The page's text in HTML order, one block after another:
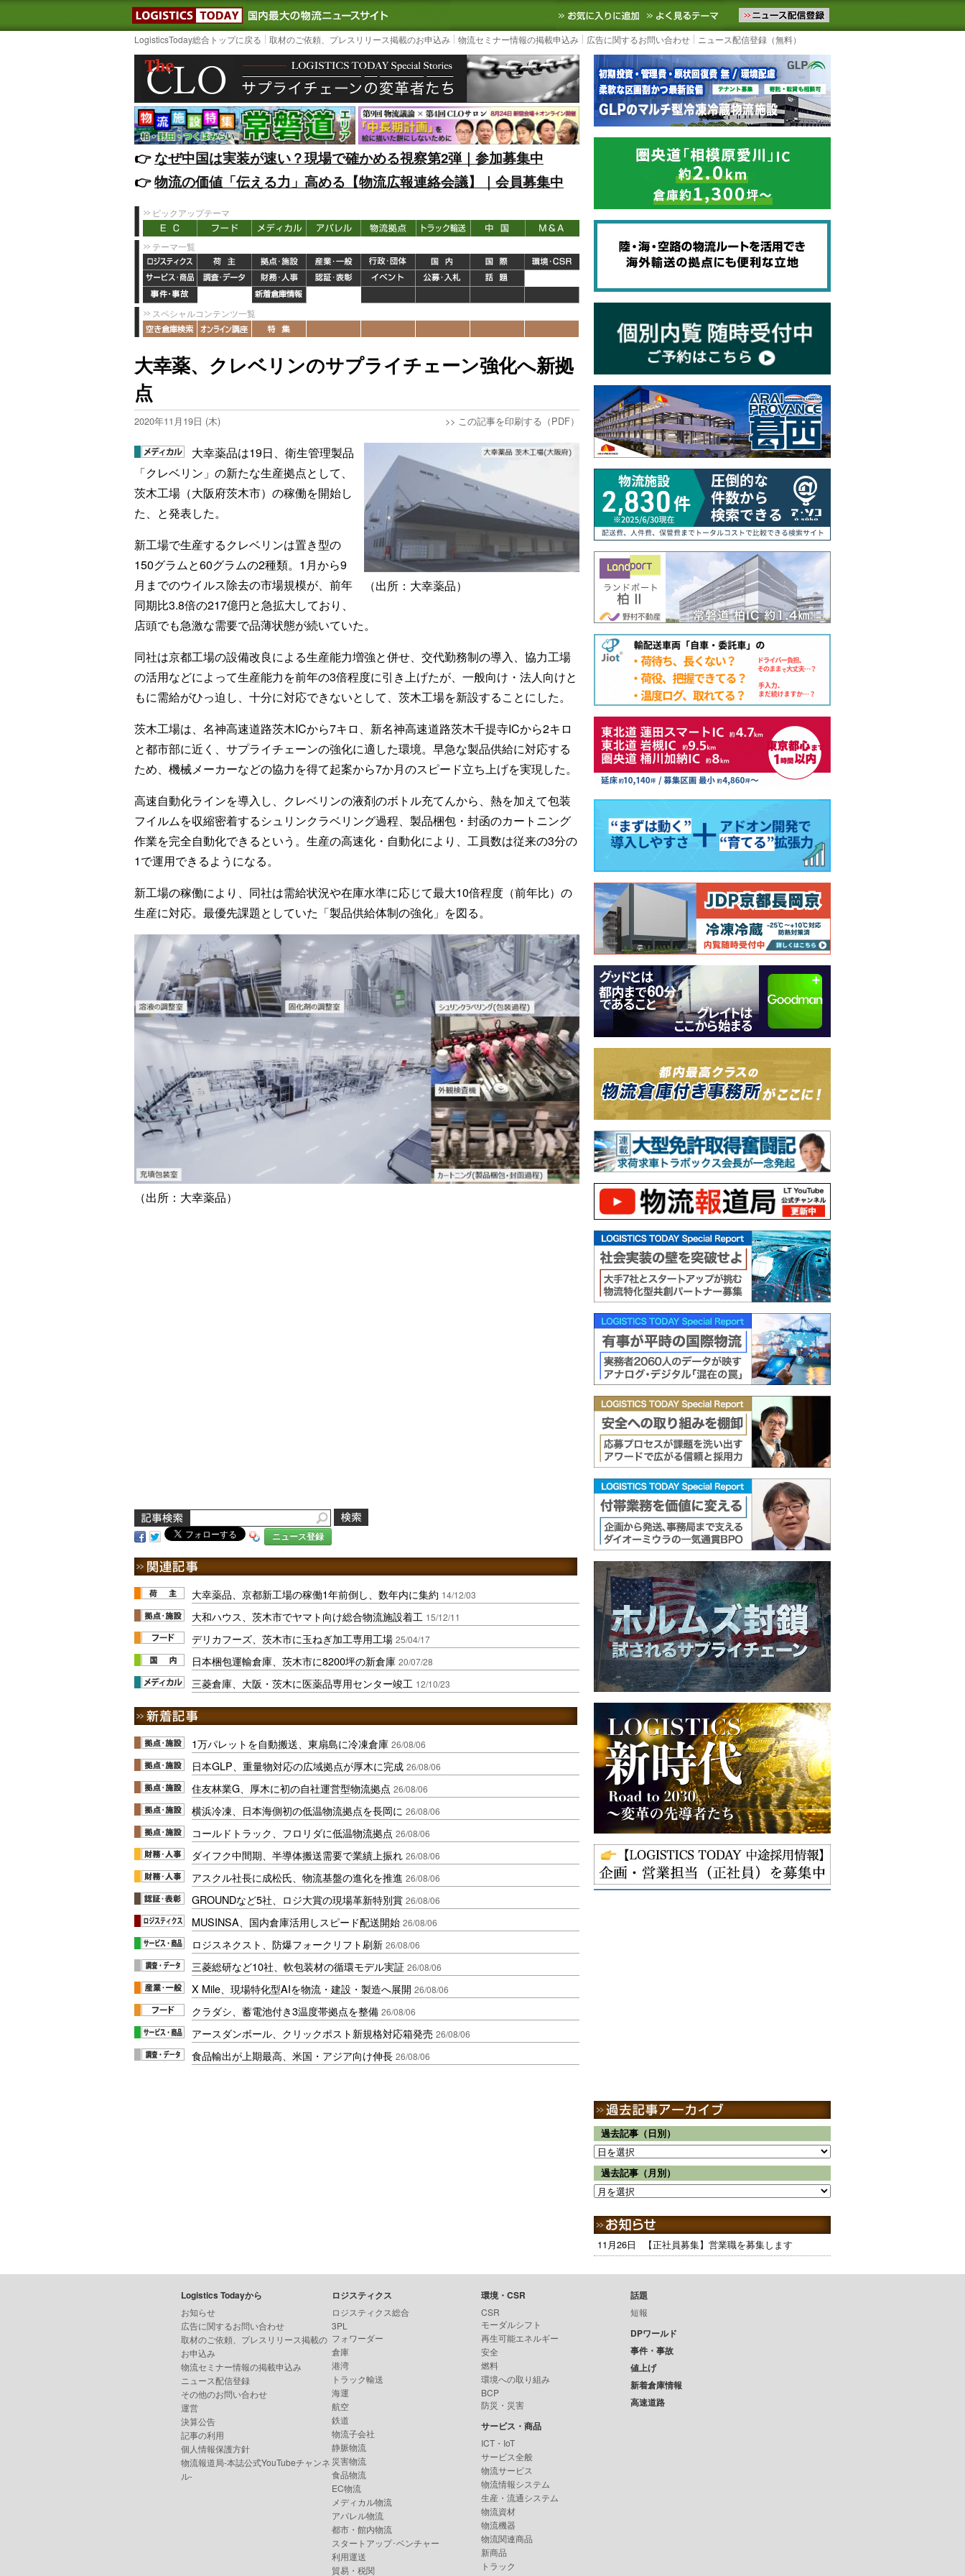
LOGISTICS TODAY｜国内最大の物流ニュースサイト3PL, SCMなど国内外の最新の物流ニュースをお届けします。物流ニュースメール配信を登録す
お気に入りに追加 よく見るテーマ
LogisticsToday総合トップに戻る 取材のご依頼、プレスリリース掲載のお申込み 物流セミナー情報の掲載申込み 広告に関するお問い合わせ ニュース配信登録（無料）
👉️なぜ中国は実装が速い？現場で確かめる視察第2弾｜参加募集中
👉️物流の価値「伝える力」高める【物流広報連絡会議】｜会員募集中
ピックアップテーマ
テーマ一覧
スペシャルコンテンツ一覧
大幸薬、クレベリンのサプライチェーン強化へ新拠
点
2020年11月19日 (木) >> この記事を印刷する（PDF）
（出所：大幸薬品）
大幸薬品は19日、衛生管理製品
「クレベリン」の新たな生産拠点として、
茨木工場（大阪府茨木市）の稼働を開始し
た、と発表した。
新工場で生産するクレベリンは置き型の
150グラムと60グラムの2種類。1月から9
月までのウイルス除去の市場規模が、前年
同期比3.8倍の217億円と急拡大しており、
店頭でも急激な需要で品薄状態が続いていた。
同社は京都工場の設備改良による生産能力増強と併せ、交代勤務制の導入、協力工場
の活用などによって生産能力を前年の3倍程度に引き上げたが、一般向け・法人向けと
もに需給がひっ迫し、十分に対応できないとして、茨木工場を新設することにした。
茨木工場は、名神高速道路茨木ICから7キロ、新名神高速道路茨木千提寺ICから2キロ
と都市部に近く、サプライチェーンの強化に適した環境。早急な製品供給に対応する
ため、機械メーカーなどの協力を得て起案から7か月のスピード立ち上げを実現した。
高速自動化ラインを導入し、クレベリンの液剤のボトル充てんから、熱を加えて包装
フイルムを収縮密着するシュリンクラベリング過程、製品梱包・封函のカートニング
作業を完全自動化できるという。生産の高速化・自動化により、工員数は従来の3分の
1で運用できるようになる。
新工場の稼働により、同社は需給状況や在庫水準に応じて最大10倍程度（前年比）の
生産に対応。最優先課題としていた「製品供給体制の強化」を図る。
（出所：大幸薬品）
ニュース登録
大幸薬品、京都新工場の稼働1年前倒し、数年内に集約 14/12/03
大和ハウス、茨木市でヤマト向け総合物流施設着工 15/12/11
デリカフーズ、茨木市に玉ねぎ加工専用工場 25/04/17
日本梱包運輸倉庫、茨木市に8200坪の新倉庫 20/07/28
三菱倉庫、大阪・茨木に医薬品専用センター竣工 12/10/23
1万パレットを自動搬送、東扇島に冷凍倉庫 26/08/06
日本GLP、重量物対応の広域拠点が厚木に完成 26/08/06
住友林業G、厚木に初の自社運営型物流拠点 26/08/06
横浜冷凍、日本海側初の低温物流拠点を長岡に 26/08/06
コールドトラック、フロリダに低温物流拠点 26/08/06
ダイフク中間期、半導体搬送需要で業績上振れ 26/08/06
アスクル社長に成松氏、物流基盤の進化を推進 26/08/06
GROUNDなど5社、ロジ大賞の現場革新特別賞 26/08/06
MUSINSA、国内倉庫活用しスピード配送開始 26/08/06
ロジスネクスト、防爆フォークリフト刷新 26/08/06
三菱総研など10社、軟包装材の循環モデル実証 26/08/06
X Mile、現場特化型AIを物流・建設・製造へ展開 26/08/06
クラダシ、蓄電池付き3温度帯拠点を整備 26/08/06
アースダンボール、クリックポスト新規格対応箱発売 26/08/06
食品輸出が上期最高、米国・アジア向け伸長 26/08/06
過去記事（日別）
過去記事（月別）
11月26日 【正社員募集】営業職を募集します
Logistics Todayから
お知らせ
広告に関するお問い合わせ
取材のご依頼、プレスリリース掲載の
お申込み
物流セミナー情報の掲載申込み
ニュース配信登録
その他のお問い合わせ
運営
決算公告
記事の利用
個人情報保護方針
物流報道局-本誌公式YouTubeチャンネ
ル-
ロジスティクス
ロジスティクス総合
3PL
フォワーダー
倉庫
港湾
トラック輸送
海運
航空
鉄道
物流子会社
静脈物流
災害物流
食品物流
EC物流
メディカル物流
アパレル物流
都市・館内物流
スタートアップ･ベンチャー
利用運送
貿易・税関
環境・CSR
CSR
モーダルシフト
再生可能エネルギー
安全
燃料
環境への取り組み
BCP
防災・災害
サービス・商品
ICT・IoT
サービス全般
物流サービス
物流情報システム
生産・流通システム
物流資材
物流機器
物流関連商品
新商品
トラック
話題
短報
DPワールド
事件・事故
値上げ
新着倉庫情報
高速道路